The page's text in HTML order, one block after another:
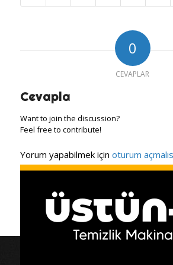
0
CEVAPLAR
Cevapla
Want to join the discussion?
Feel free to contribute!
Yorum yapabilmek için oturum